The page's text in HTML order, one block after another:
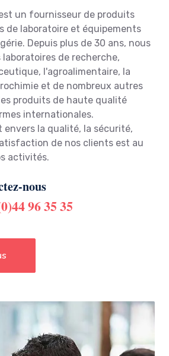
est un fournisseur de produits
de laboratoire et équipements
Depuis plus de 30 ans, nous
de recherche,
l'agroalimentaire, la
et de nombreux autres
produits de haute qualité
internationales.
envers la qualité, la sécurité,
de nos clients est au
activités.
nous
96 35 35